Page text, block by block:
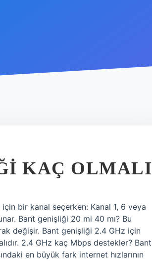
KAÇ OLMALI
bir kanal seçerken: Kanal 1, 6 veya
Bant genişliği 20 mi 40 mı? Bu
değişir. Bant genişliği 2.4 GHz için
2.4 GHz kaç Mbps destekler? Bant
en büyük fark internet hızlarının